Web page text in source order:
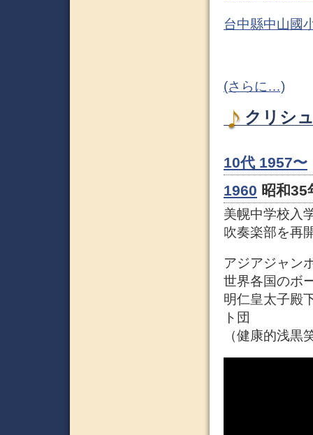
台中縣中山國
(さらに…)
クリシ
10代 1957〜
1960 昭和35
美幌中学校入
吹奏楽部を再
アジアジャン
世界各国のボ
明仁皇太子殿
ト団
（健康的浅